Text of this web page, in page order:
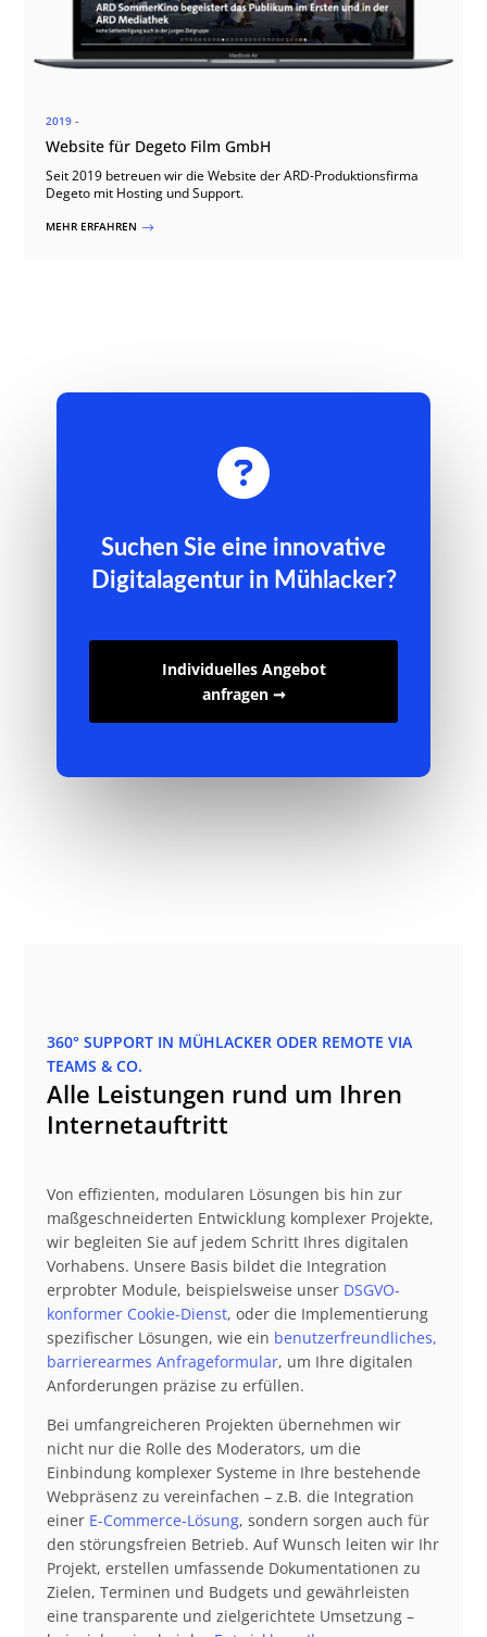
2019 -
Website für Degeto Film GmbH
Seit 2019 betreuen wir die Website der ARD-Produktionsfirma
Degeto mit Hosting und Support.
MEHR ERFAHREN $

Suchen Sie eine innovative
Digitalagentur in Mühlacker?
Individuelles Angebot
anfragen ➞
360° SUPPORT IN MÜHLACKER ODER REMOTE VIA
TEAMS & CO.
Alle Leistungen rund um Ihren
Internetauftritt
Von effizienten, modularen Lösungen bis hin zur
maßgeschneiderten Entwicklung komplexer Projekte,
wir begleiten Sie auf jedem Schritt Ihres digitalen
Vorhabens. Unsere Basis bildet die Integration
erprobter Module, beispielsweise unser DSGVO-
konformer Cookie-Dienst, oder die Implementierung
spezifischer Lösungen, wie ein benutzerfreundliches,
barrierearmes Anfrageformular, um Ihre digitalen
Anforderungen präzise zu erfüllen.
Bei umfangreicheren Projekten übernehmen wir
nicht nur die Rolle des Moderators, um die
Einbindung komplexer Systeme in Ihre bestehende
Webpräsenz zu vereinfachen – z.B. die Integration
einer E-Commerce-Lösung, sondern sorgen auch für
den störungsfreien Betrieb. Auf Wunsch leiten wir Ihr
Projekt, erstellen umfassende Dokumentationen zu
Zielen, Terminen und Budgets und gewährleisten
eine transparente und zielgerichtete Umsetzung –